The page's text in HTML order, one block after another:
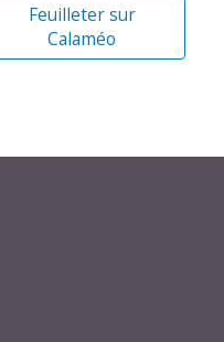
Feuilleter sur
Calaméo